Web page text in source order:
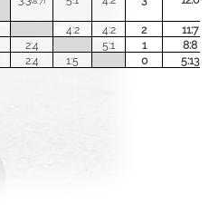
4:2 4:2 2
11:7
2:4 5:1 1
8:8
2:4 1:5 0 5:13